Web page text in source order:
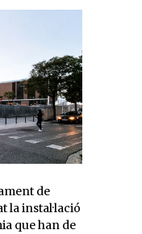
la instal·lació
que han de